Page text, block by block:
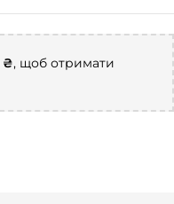
₴, щоб отримати